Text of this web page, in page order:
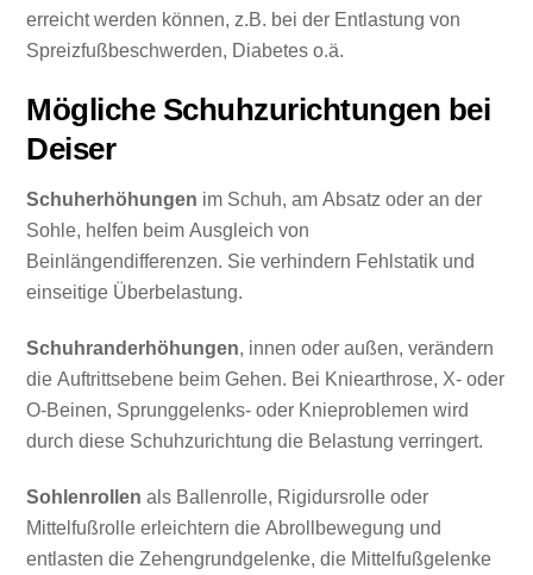
erreicht werden können, z.B. bei der Entlastung von
Spreizfußbeschwerden, Diabetes o.ä.
Mögliche Schuhzurichtungen bei
Deiser
Schuherhöhungen im Schuh, am Absatz oder an der
Sohle, helfen beim Ausgleich von
Beinlängendifferenzen. Sie verhindern Fehlstatik und
einseitige Überbelastung.
Schuhranderhöhungen, innen oder außen, verändern
die Auftrittsebene beim Gehen. Bei Kniearthrose, X- oder
O-Beinen, Sprunggelenks- oder Knieproblemen wird
durch diese Schuhzurichtung die Belastung verringert.
Sohlenrollen als Ballenrolle, Rigidursrolle oder
Mittelfußrolle erleichtern die Abrollbewegung und
entlasten die Zehengrundgelenke, die Mittelfußgelenke